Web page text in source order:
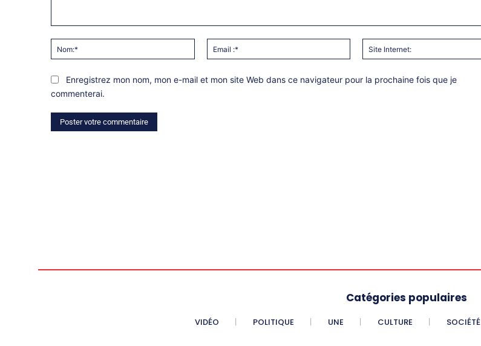
Nom:*
Email
:*
Enregistrez mon nom, mon e-mail et mon site Web dans ce navigateur pour la prochaine fois que je
commenterai.
Catégories populaires
VIDÉO POLITIQUE UNE CULTURE SOCIÉTÉ